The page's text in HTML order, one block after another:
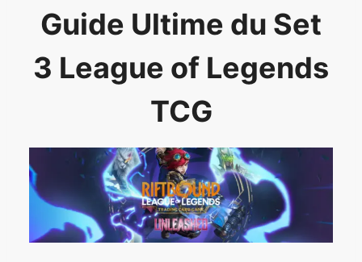
Guide Ultime du Set
3 League of Legends
TCG